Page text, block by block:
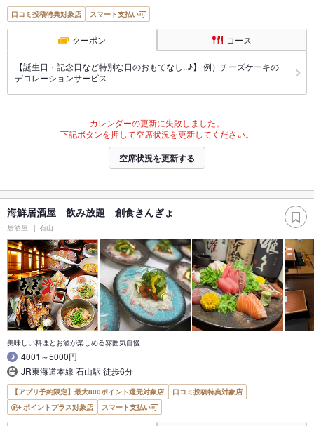
口コミ投稿特典対象店 スマート支払い可
クーポン コース
【誕生日・記念日など特別な日のおもてなし..♪】 例）チーズケーキの
デコレーションサービス
カレンダーの更新に失敗しました。
下記ボタンを押して空席状況を更新してください。
空席状況を更新する
海鮮居酒屋 飲み放題 創食きんぎょ
居酒屋 石山
美味しい料理とお酒が楽しめる雰囲気自慢
4001～5000円
JR東海道本線 石山駅 徒歩6分
【アプリ予約限定】最大800ポイント還元対象店
口コミ投稿特典対象店
ポイントプラス対象店
スマート支払い可